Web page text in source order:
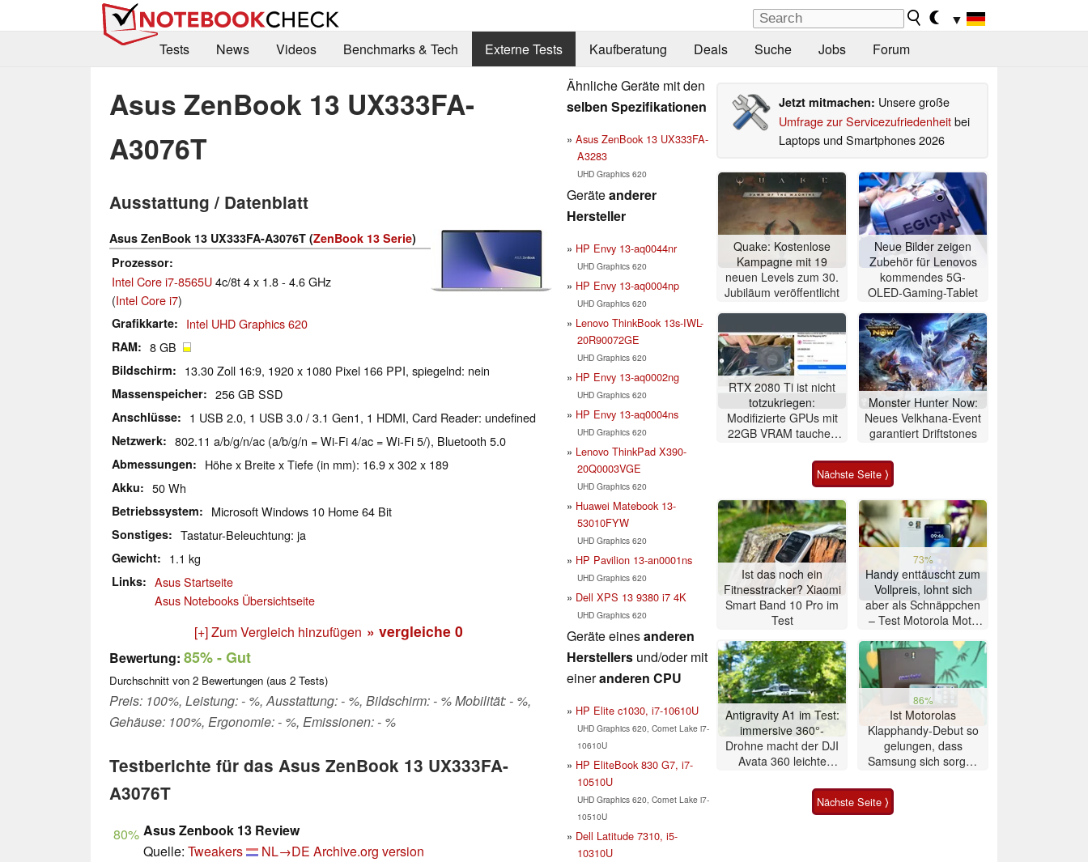
▼
Tests
News Videos Benchmarks & Tech Externe Tests Kaufberatung Deals Suche Jobs Forum
Asus ZenBook 13 UX333FA-
A3076T
Ausstattung / Datenblatt
Asus ZenBook 13 UX333FA-A3076T (ZenBook 13 Serie)
Prozessor
Intel Core i7-8565U4c/8t 4 x 1.8 - 4.6 GHz
(Intel Core i7)
Grafikkarte Intel UHD Graphics 620
RAM 8 GB
Bildschirm 13.30 Zoll 16:9, 1920 x 1080 Pixel 166 PPI, spiegelnd: nein
Massenspeicher 256 GB SSD
Anschlüsse 1 USB 2.0, 1 USB 3.0 / 3.1 Gen1, 1 HDMI, Card Reader: undefined
Netzwerk 802.11 a/b/g/n/ac (a/b/g/n = Wi-Fi 4/ac = Wi-Fi 5/), Bluetooth 5.0
Abmessungen Höhe x Breite x Tiefe (in mm): 16.9 x 302 x 189
Akku 50 Wh
Betriebssystem Microsoft Windows 10 Home 64 Bit
Sonstiges Tastatur-Beleuchtung: ja
Gewicht 1.1 kg
Links
Asus Startseite
Asus Notebooks Übersichtseite
[+] Zum Vergleich hinzufügen » vergleiche 0
Bewertung: 85%- Gut
Durchschnitt von 2 Bewertungen (aus 2 Tests)
Preis: 100%, Leistung: - %, Ausstattung: - %, Bildschirm: - % Mobilität: - %,
Gehäuse: 100%, Ergonomie: - %, Emissionen: - %
Testberichte für das Asus ZenBook 13 UX333FA-
A3076T
80% Asus Zenbook 13 Review
Quelle: Tweakers NL→DE Archive.org version
Ähnliche Geräte mit den
selben Spezifikationen
Asus ZenBook 13 UX333FA-
A3283
UHD Graphics 620
Geräteanderer
Hersteller
HP Envy 13-aq0044nr
UHD Graphics 620
HP Envy 13-aq0004np
UHD Graphics 620
Lenovo ThinkBook 13s-IWL-
20R90072GE
UHD Graphics 620
HP Envy 13-aq0002ng
UHD Graphics 620
HP Envy 13-aq0004ns
UHD Graphics 620
Lenovo ThinkPad X390-
20Q0003VGE
UHD Graphics 620
Huawei Matebook 13-
53010FYW
UHD Graphics 620
HP Pavilion 13-an0001ns
UHD Graphics 620
Dell XPS 13 9380 i7 4K
UHD Graphics 620
Geräte einesanderen
Herstellers und/oder mit
eineranderen CPU
HP Elite c1030, i7-10610U
UHD Graphics 620, Comet Lake i7-
10610U
HP EliteBook 830 G7, i7-
10510U
UHD Graphics 620, Comet Lake i7-
10510U
Dell Latitude 7310, i5-
10310U
Jetzt mitmachen: Unsere große
Umfrage zur Servicezufriedenheitbei
Laptops und Smartphones 2026
Quake: Kostenlose
Kampagne mit 19
neuen Levels zum 30.
Jubiläum veröffentlicht
Neue Bilder zeigen
Zubehör für Lenovos
kommendes 5G-
OLED-Gaming-Tablet
RTX 2080 Ti ist nicht
totzukriegen:
Modifizierte GPUs mit
22GB VRAM tauchen
Monster Hunter Now:
Neues Velkhana-Event
garantiert Driftstones
Nächste Seite ⟩
Ist das noch ein
Fitnesstracker? Xiaomi
Smart Band 10 Pro im
Test
73%
Handy enttäuscht zum
Vollpreis, lohnt sich
aber als Schnäppchen
– Test Motorola Moto
Antigravity A1 im Test:
immersive 360°-
Drohne macht der DJI
Avata 360 leichte
86%
Ist Motorolas
Klapphandy-Debut so
gelungen, dass
Samsung sich sorgen
Smartphone im Test
Nächste Seite ⟩